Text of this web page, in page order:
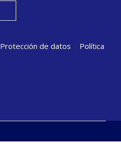
Protección de datos | Política